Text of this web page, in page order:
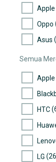
Apple
Oppo
Asus
Semua
Apple
HTC
LG